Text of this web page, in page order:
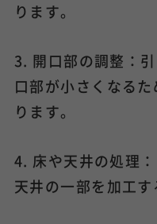
ります。
3. 開口部の調整：
口部が小さくなる
ります。
4. 床や天井の処理
天井の一部を加工す